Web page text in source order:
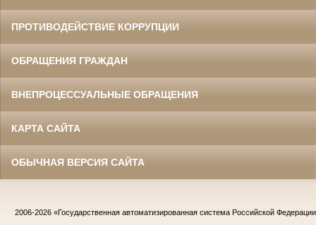
ПРОТИВОДЕЙСТВИЕ КОРРУПЦИИ
ОБРАЩЕНИЯ ГРАЖДАН
ВНЕПРОЦЕССУАЛЬНЫЕ ОБРАЩЕНИЯ
КАРТА САЙТА
ОБЫЧНАЯ ВЕРСИЯ САЙТА
2006-2026 «Государственная автоматизированная система Российской